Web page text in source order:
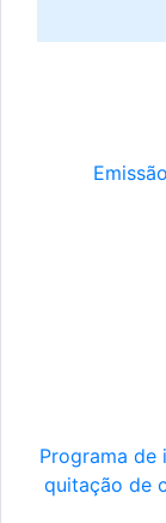
Programa de
quitação de